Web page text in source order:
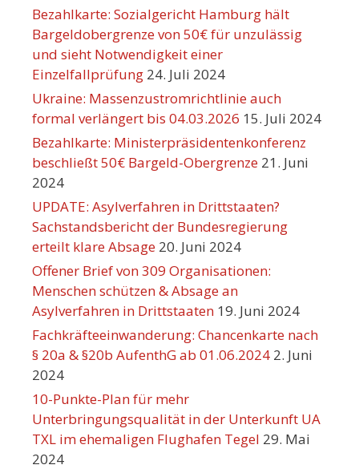
Bezahlkarte: Sozialgericht Hamburg hält
Bargeldobergrenze von 50€ für unzulässig
und sieht Notwendigkeit einer
Einzelfallprüfung 24. Juli 2024
Ukraine: Massenzustromrichtlinie auch
formal verlängert bis 04.03.2026 15. Juli 2024
Bezahlkarte: Ministerpräsidentenkonferenz
beschließt 50€ Bargeld-Obergrenze 21. Juni
2024
UPDATE: Asylverfahren in Drittstaaten?
Sachstandsbericht der Bundesregierung
erteilt klare Absage 20. Juni 2024
Offener Brief von 309 Organisationen:
Menschen schützen & Absage an
Asylverfahren in Drittstaaten 19. Juni 2024
Fachkräfteeinwanderung: Chancenkarte nach
§ 20a & §20b AufenthG ab 01.06.2024 2. Juni
2024
10-Punkte-Plan für mehr
Unterbringungsqualität in der Unterkunft UA
TXL im ehemaligen Flughafen Tegel 29. Mai
2024